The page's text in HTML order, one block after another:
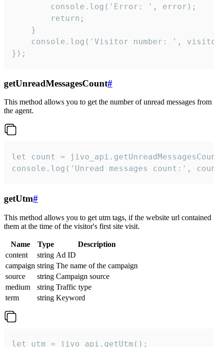
        console.log('Error: ', error);
        return;
    }
console.log('Visitor number: ',
});
getUnreadMessagesCount#
This method allows you to get the number of unread messages from
the agent.
let count =
console.log('Unread messages count:',
getUtm#
This method allows you to get utm tags, if the website url contained
them at the time of the visitor's first site visit.
Name Type
Description
content
string Ad ID
campaign string The name of the campaign
source
string Campaign source
medium
string Traffic type
term
string Keyword
let utm = jivo_api.getUtm();